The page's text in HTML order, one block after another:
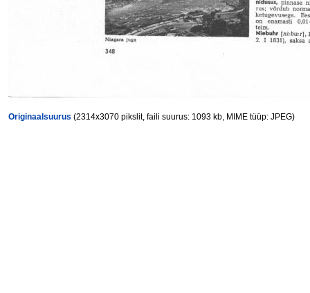
Originaalsuurus (2314x3070 pikslit, faili suurus: 1093 kb, MIME tüüp: JPEG)